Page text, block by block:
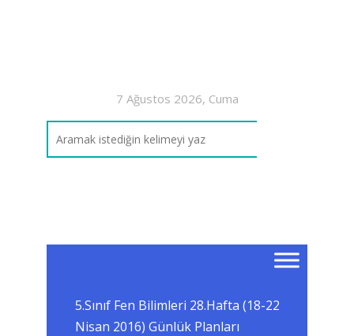
7 Ağustos 2026, Cuma
5.Sınıf Fen Bilimleri 28.Hafta (18-22
Nisan 2016) Günlük Planları